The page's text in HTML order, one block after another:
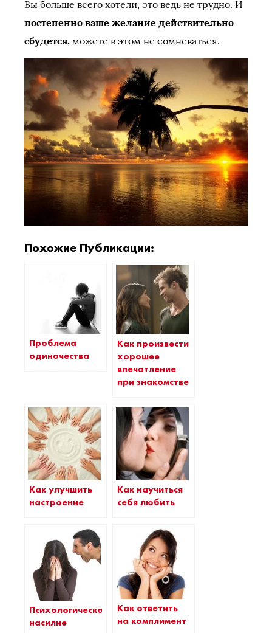
Вы больше всего хотели, это ведь не трудно. И
постепенно ваше желание действительно
сбудется, можете в этом не сомневаться.
Похожие Публикации:
Проблема
одиночества
Как произвести
хорошее
впечатление
при знакомстве
Как улучшить
настроение
Как научиться
себя любить
Психологическое
насилие
Как ответить
на комплимент